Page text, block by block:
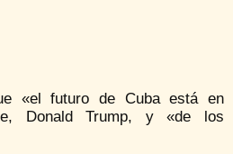
«el futuro de Cuba está en
Donald Trump, y «de los